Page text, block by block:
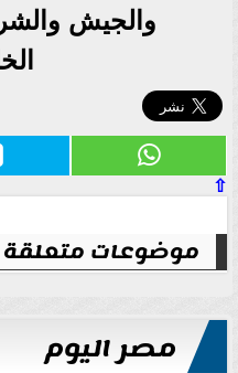
والجيش
⇧
موضوعات متعلقة
مصر اليوم